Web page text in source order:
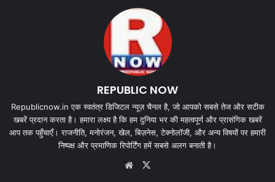
REPUBLIC NOW
Republicnow.in एक स्वतंत्र डिजिटल न्यूज़ चैनल है, जो आपको सबसे तेज और सटीक
खबरें प्रदान करता है। हमारा लक्ष्य है कि हम दुनिया भर की महत्वपूर्ण और प्रासंगिक खबरें
आप तक पहुँचाएँ। राजनीति, मनोरंजन, खेल, बिज़नेस, टेक्नोलॉजी, और अन्य विषयों पर हमारी
निष्पक्ष और प्रमाणिक रिपोर्टिंग हमें सबसे अलग बनाती है।
Website